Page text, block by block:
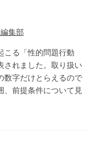
集部
こる「性的問題行動
されました。取り扱い
数字だけとらえるので
、前提条件について見